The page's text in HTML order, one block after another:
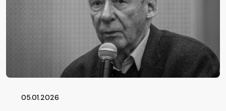
05.01.2026